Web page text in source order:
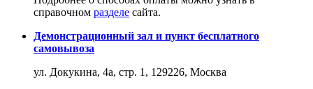
справочном разделе сайта.
Демонстрационный зал и пункт бесплатного
самовывоза
ул. Докукина, 4а, стр. 1, 129226, Москва